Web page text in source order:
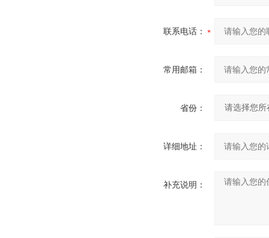
联系电话：
常用邮箱：
省份：
详细地址：
补充说明：